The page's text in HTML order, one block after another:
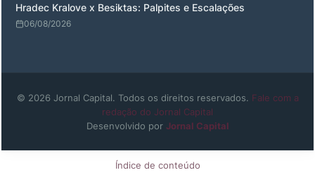
Hradec Kralove x Besiktas: Palpites e Escalações
06/08/2026
© 2026 Jornal Capital. Todos os direitos reservados. Fale com a
redação do Jornal Capital
Desenvolvido por Jornal Capital
Índice de conteúdo